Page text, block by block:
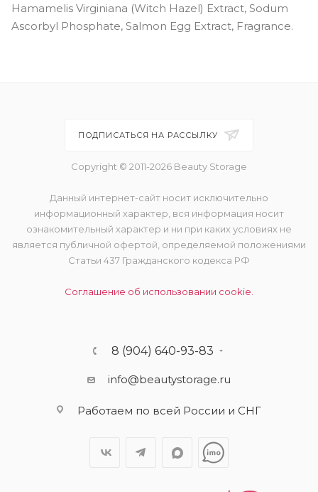
Hamamelis Virginiana (Witch Hazel) Extract, Sodum
Ascorbyl Phosphate, Salmon Egg Extract, Fragrance.
ПОДПИСАТЬСЯ НА РАССЫЛКУ
Copyright © 2011-2026 Beauty Storage
Данный интернет-сайт носит исключительно
информационный характер, вся информация носит
ознакомительный характер и ни при каких условиях не
является публичной офертой, определяемой положениями
Статьи 437 Гражданского кодекса РФ
Соглашение об использовании cookie.
8 (904) 640-93-83
info@beautystorage.ru
Работаем по всей России и СНГ